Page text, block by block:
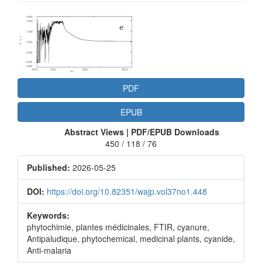
Article
Sidebar
PDF
EPUB
Abstract Views | PDF/EPUB Downloads
450 / 118 / 76
Published: 2026-05-25
DOI: https://doi.org/10.82351/wajp.vol37no1.448
Keywords:
phytochimie, plantes médicinales, FTIR, cyanure,
Antipaludique, phytochemical, medicinal plants, cyanide,
Anti-malaria